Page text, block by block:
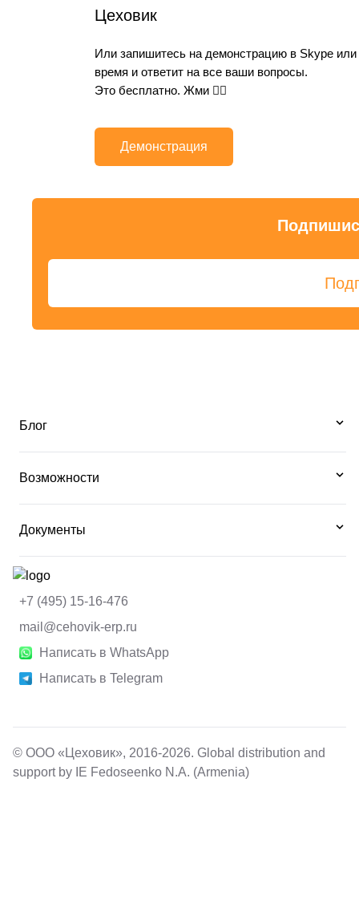
Цеховик
Или запишитесь на демонстрацию в Skype
время и ответит на все ваши вопросы.
Это бесплатно. Жми 👇🏻
Демонстрация
+7 (495) 15-16-476
mail@cehovik-erp.ru
Написать в WhatsApp
Написать в Telegram
Блог
Возможности
Документы
© ООО «Цеховик», 2016-2026. Global distribution and
support by IE Fedoseenko N.A. (Armenia)